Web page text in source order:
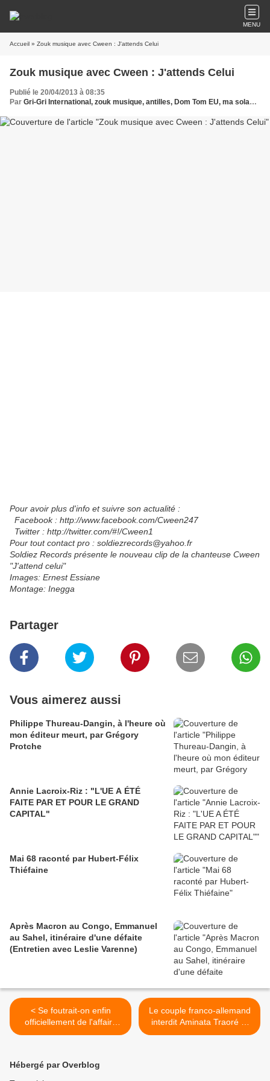
MENU
Accueil » Zouk musique avec Cween : J'attends Celui
Zouk musique avec Cween : J'attends Celui
Publié le 20/04/2013 à 08:35
Par Gri-Gri International, zouk musique, antilles, Dom Tom EU, ma solange Oussou, Cween, MELODY
Pour avoir plus d'info et suivre son actualité :
Facebook : ‪http://www.facebook.com/Cween247
Twitter : ‪http://twitter.com/#!/Cween1‬
Pour tout contact pro : soldiezrecords@yahoo.fr
Soldiez Records présente le nouveau clip de la chanteuse Cween
"J'attend celui"
Images: Ernest Essiane
Montage: Inegga
Partager
Vous aimerez aussi
Philippe Thureau-Dangin, à l'heure où
mon éditeur meurt, par Grégory
Protche
Annie Lacroix-Riz : "L'UE A ÉTÉ
FAITE PAR ET POUR LE GRAND
CAPITAL"
Mai 68 raconté par Hubert-Félix
Thiéfaine
Après Macron au Congo, Emmanuel
au Sahel, itinéraire d'une défaite
(Entretien avec Leslie Varenne)
< Se foutrait-on enfin
officiellement de l'affaire
Guy-André Kieffer ?
Le couple franco-allemand
interdit Aminata Traoré et
Omar Mariko d'Europe ! >
Hébergé par Overblog